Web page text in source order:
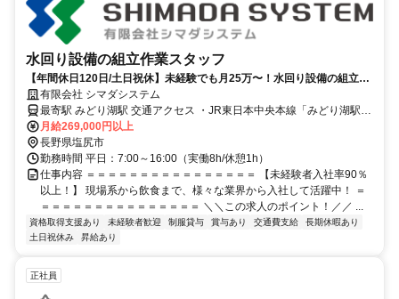
水回り設備の組立作業スタッフ
【年間休日120日/土日祝休】未経験でも月25万〜！水回り設備の組立・
施工／一生モノの技術を習得
有限会社 シマダシステム
最寄駅 みどり湖駅 交通アクセス ・JR東日本中央本線「みどり湖駅」
から車で5分
月給269,000円以上
長野県塩尻市
勤務時間 平日：7:00～16:00（実働8h/休憩1h）
仕事内容 ＝＝＝＝＝＝＝＝＝＝＝＝＝＝＝＝ 【未経験者入社率90％
以上！】 現場系から飲食まで、様々な業界から入社して活躍中！ ＝
＝＝＝＝＝＝＝＝＝＝＝＝＝＝＝ ＼＼この求人のポイント！／／ ...
資格取得支援あり 未経験者歓迎 制服貸与 賞与あり 交通費支給
長期休暇あり
土日祝休み
昇給あり
正社員